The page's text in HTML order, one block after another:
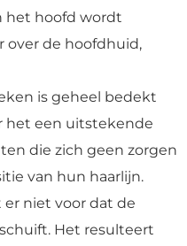
het hoofd wordt
over de hoofdhuid,
is geheel bedekt
het een uitstekende
die zich geen zorgen
van hun haarlijn.
er niet voor dat de
Het resulteert